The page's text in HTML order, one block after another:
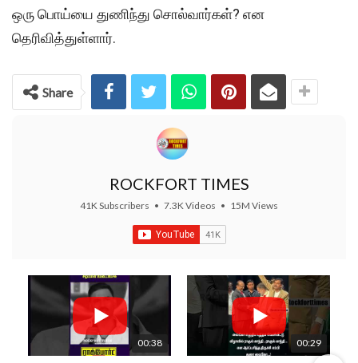
ஒரு பொய்யை துணிந்து சொல்வார்கள்? என
தெரிவித்துள்ளார்.
Share
ROCKFORT TIMES
41K Subscribers • 7.3K Videos • 15M Views
00:38 00:29